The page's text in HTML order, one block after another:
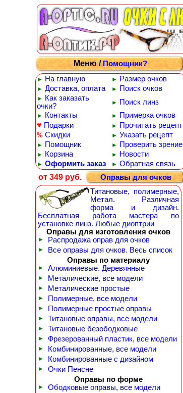
Меню /Помощник?
► На главную ► Размер очков
► Доставка, оплата ► Поиск очков
► Как заказать
очки?
► Поиск линз
► Контакты ► Примерка очков
♥ Подарки ► Прочитать рецепт
% Скидки ► Указать рецепт
► Помощник ► Проверить зрение
► Корзина ► Новости
► Оформить заказ ► Обратная связь
от 349 руб.
Оправы для очков
Титановые, полимерные,
Метал. Различная
форма и дизайн.
Бесплатная работа мастера по
установке линз. Любые диоптрии
Оправы для изготовления очков
► Распродажа оправ для очков
►
Все оправы для очков. Весь список
Оправы по материалу
► Алюминиевые. Деревянные
► Металические, все модели
► Металические простые
► Полимерные, все модели
► Полимерные простые оправы
► Титановые оправы, все модели
► Титановые безободковые
► Фрезерованный пластик, все модели
► Комбинированные, все модели
► Комбинированные с дизайном
►
Очки Пенсне
Оправы по форме
► Ободковые оправы, все модели